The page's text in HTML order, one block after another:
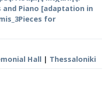
and Piano [adaptation in
for
Hall | Thessaloniki